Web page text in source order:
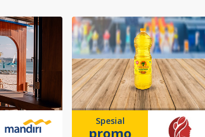
Spesial
promo